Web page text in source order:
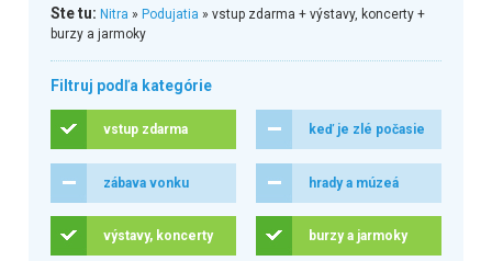
Ste tu: Nitra » Podujatia » vstup zdarma + výstavy, koncerty +
burzy a jarmoky
Filtruj podľa kategórie
vstup zdarma keď je zlé počasie
zábava vonku hrady a múzeá
výstavy, koncerty burzy a jarmoky